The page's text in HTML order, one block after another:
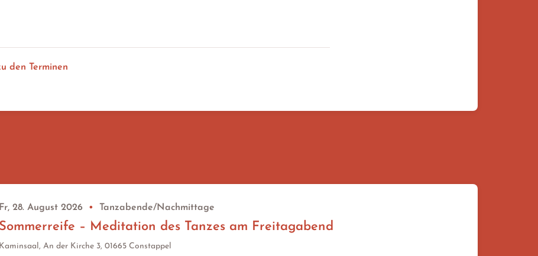
den Terminen
Fr, 28. August 2026 • Tanzabende/Nachmittage
Sommerreife – Meditation des Tanzes am Freitagabend
Kaminsaal, An der Kirche 3, 01665 Constappel